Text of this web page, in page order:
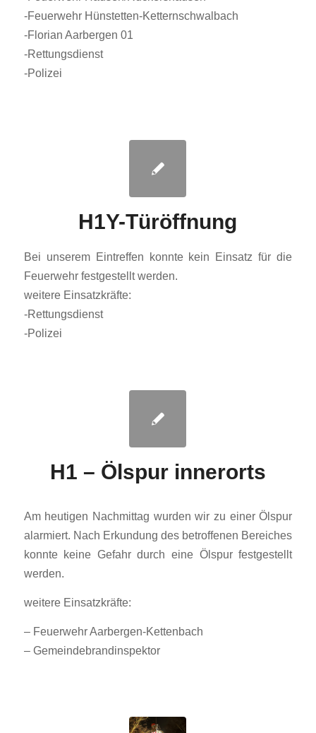
-Feuerwehr Hünstetten-Ketternschwalbach
-Florian Aarbergen 01
-Rettungsdienst
-Polizei
H1Y-Türöffnung
Bei unserem Eintreffen konnte kein Einsatz für die
Feuerwehr festgestellt werden.
weitere Einsatzkräfte:
-Rettungsdienst
-Polizei
H1 – Ölspur innerorts
Am heutigen Nachmittag wurden wir zu einer Ölspur
alarmiert. Nach Erkundung des betroffenen Bereiches
konnte keine Gefahr durch eine Ölspur festgestellt
werden.
weitere Einsatzkräfte:
– Feuerwehr Aarbergen-Kettenbach
– Gemeindebrandinspektor